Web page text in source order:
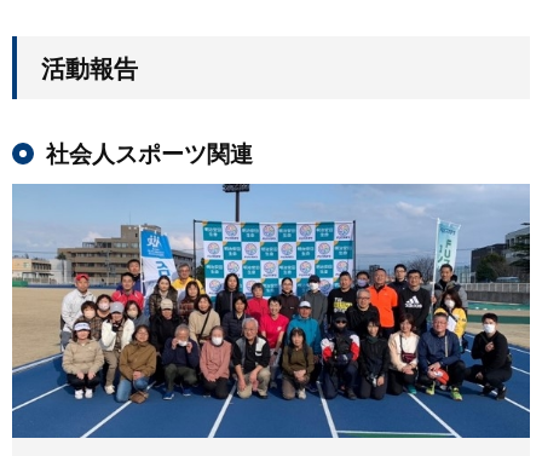
活動報告
社会人スポーツ関連